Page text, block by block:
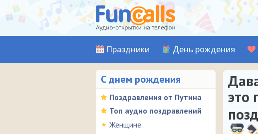
Праздники День рождения
С днем рождения
Поздравления от Путина
Топ аудио поздравлений
Женщине
это